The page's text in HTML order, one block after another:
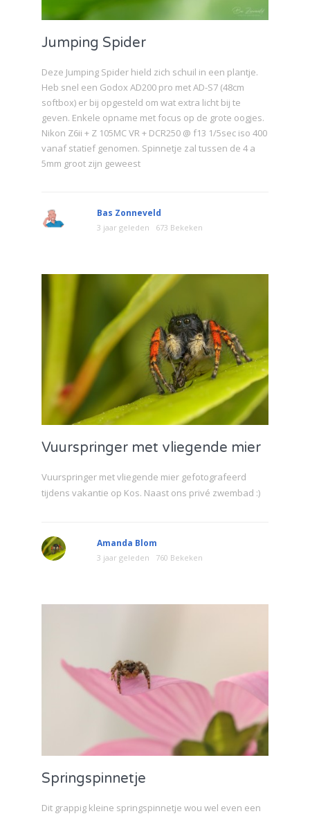
Jumping Spider
Deze Jumping Spider hield zich schuil in een plantje.
Heb snel een Godox AD200 pro met AD-S7 (48cm
softbox) er bij opgesteld om wat extra licht bij te
geven. Enkele opname met focus op de grote oogjes.
Nikon Z6ii + Z 105MC VR + DCR250 @ f13 1/5sec iso 400
vanaf statief genomen. Spinnetje zal tussen de 4 a
5mm groot zijn geweest
Bas Zonneveld
3 jaar geleden 673 Bekeken
Vuurspringer met vliegende mier
Vuurspringer met vliegende mier gefotografeerd
tijdens vakantie op Kos. Naast ons privé zwembad :)
Amanda Blom
3 jaar geleden 760 Bekeken
Springspinnetje
Dit grappig kleine springspinnetje wou wel even een